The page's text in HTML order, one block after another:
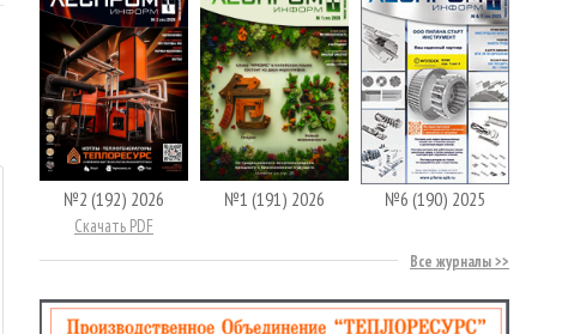
№2 (192) 2026
Скачать PDF
№1 (191) 2026 №6 (190) 2025
Все журналы